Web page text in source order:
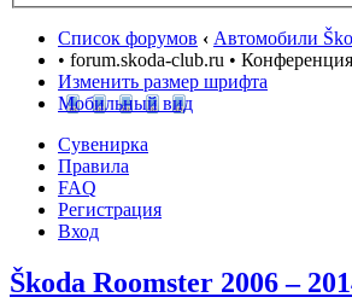
Список форумов ‹ Автомобили
• forum.skoda-club.ru •
Изменить размер шрифта
Мобильный вид
Сувенирка
Правила
FAQ
Регистрация
Вход
Škoda Roomster 2006 –